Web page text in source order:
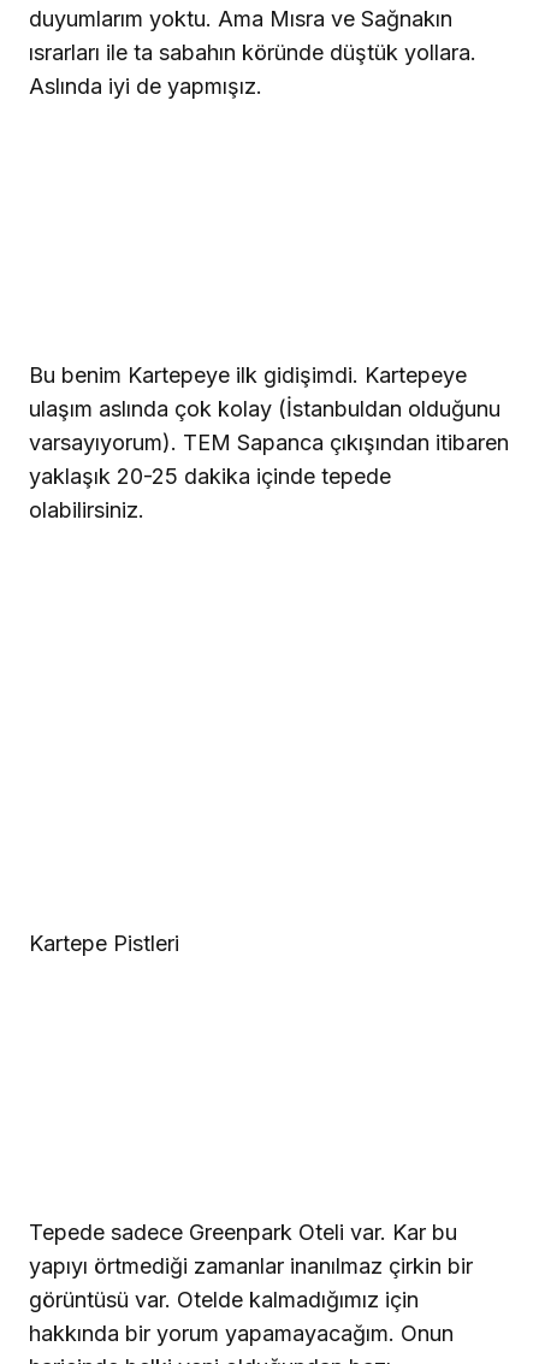
duyumlarım yoktu. Ama Mısra ve Sağnakın
ısrarları ile ta sabahın köründe düştük yollara.
Aslında iyi de yapmışız.
Bu benim Kartepeye ilk gidişimdi. Kartepeye
ulaşım aslında çok kolay (İstanbuldan olduğunu
varsayıyorum). TEM Sapanca çıkışından itibaren
yaklaşık 20-25 dakika içinde tepede
olabilirsiniz.
Kartepe Pistleri
Tepede sadece Greenpark Oteli var. Kar bu
yapıyı örtmediği zamanlar inanılmaz çirkin bir
görüntüsü var. Otelde kalmadığımız için
hakkında bir yorum yapamayacağım. Onun